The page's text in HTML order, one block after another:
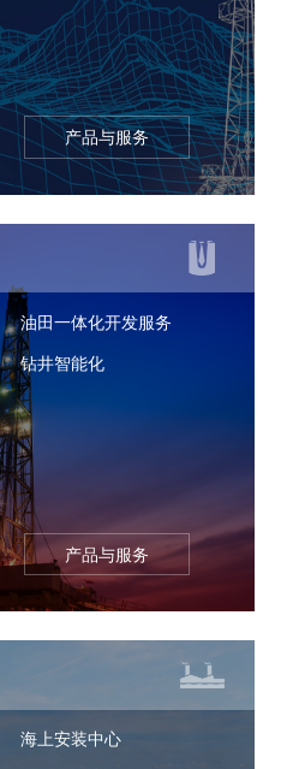
产品与服务
油田一体化开发服务
钻井智能化
产品与服务
海上安装中心